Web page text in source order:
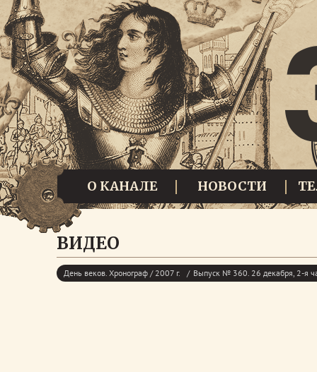
О КАНАЛЕ НОВОСТИ
ВИДЕО
День веков. Хронограф / 2007 г. Выпуск № 360. 26 декабря, 2-я